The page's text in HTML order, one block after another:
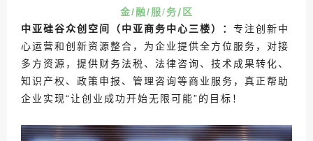
金/融/服/务/区
中亚硅谷众创空间（中亚商务中心三楼）： 专注创新中
心运营和创新资源整合， 为企业提供全方位服务，对接
多方资源，提供财务法税、法律咨询、技术成果转化、
知识产权、政策申报、管理咨询等商业服务， 真正帮助
企业实现“让创业成功开始无限可能”的目标！